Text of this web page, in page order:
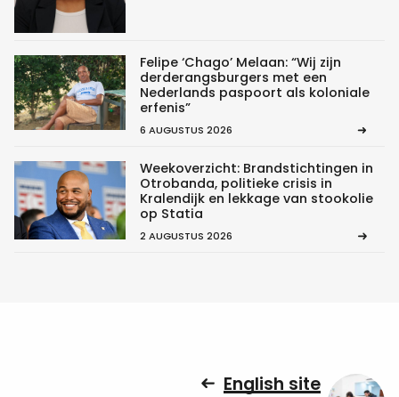
Felipe ‘Chago’ Melaan: “Wij zijn
derderangsburgers met een
Nederlands paspoort als koloniale
erfenis”
6 AUGUSTUS 2026
Weekoverzicht: Brandstichtingen in
Otrobanda, politieke crisis in
Kralendijk en lekkage van stookolie
op Statia
2 AUGUSTUS 2026
English site